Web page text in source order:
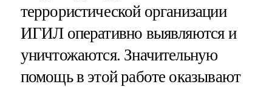
террористической организации
ИГИЛ оперативно выявляются и
уничтожаются. Значительную
помощь в этой работе оказывают